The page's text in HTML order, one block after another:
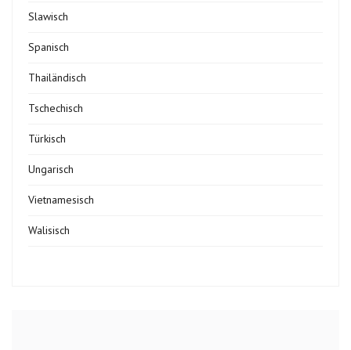
Slawisch
Spanisch
Thailändisch
Tschechisch
Türkisch
Ungarisch
Vietnamesisch
Walisisch